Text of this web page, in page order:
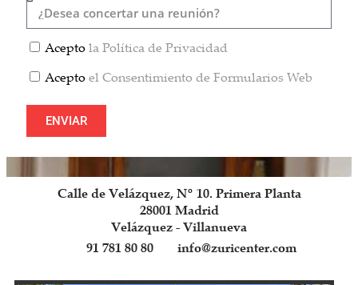
Aceptola Política de Privacidad
Aceptoel Consentimiento de Formularios Web
ENVIAR
Calle de Velázquez, Nº 10. Primera Planta
28001 Madrid
Velázquez - Villanueva
91 781 80 80
info@zuricenter.com